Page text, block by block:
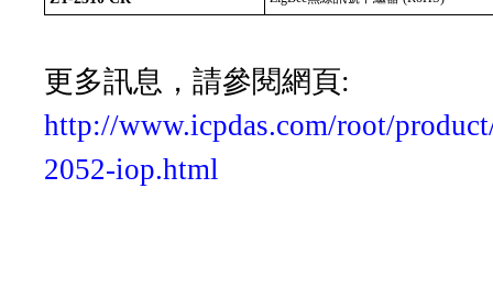
更多訊息，請參閱網頁:
http://www.icpdas.com/root/
2052-iop.html